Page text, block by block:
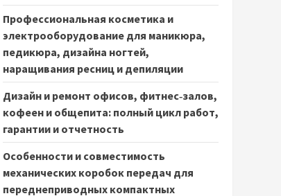
Профессиональная косметика и
электрооборудование для маникюра,
педикюра, дизайна ногтей,
наращивания ресниц и депиляции
Дизайн и ремонт офисов, фитнес‑залов,
кофеен и общепита: полный цикл работ,
гарантии и отчетность
Особенности и совместимость
механических коробок передач для
переднеприводных компактных